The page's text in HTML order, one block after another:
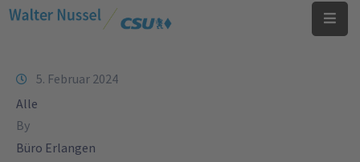
Startseite
Was
mich
antreibt
5. Februar 2024
Alle
By
Büro Erlangen